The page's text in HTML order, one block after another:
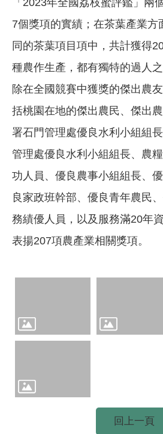
7個獎項的實績；在茶葉產業方
同的茶葉項目項中，共計獲得
種農作生產，都有獨特的過人之
除在全國競賽中獲獎的傑出農
括桃園在地的傑出農民、傑出
署石門管理處優良水利小組組
管理處優良水利小組組長、農
功人員、優良農事小組組長、
良家政班幹部、優良青年農民
務績優人員，以及服務滿20年
表揚207項農產業相關獎項。
回上一頁